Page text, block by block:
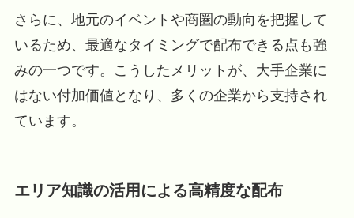
さらに、地元のイベントや商圏の動向を把握して
いるため、最適なタイミングで配布できる点も強
みの一つです。こうしたメリットが、大手企業に
はない付加価値となり、多くの企業から支持され
ています。
エリア知識の活用による高精度な配布